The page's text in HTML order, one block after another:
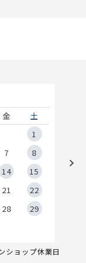
金
土
1
7
8
14
15
21
22
28
29
ショップ休業日